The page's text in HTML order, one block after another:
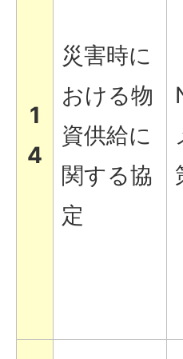
1
4
災害時に
おける物
資供給に
関する協
定